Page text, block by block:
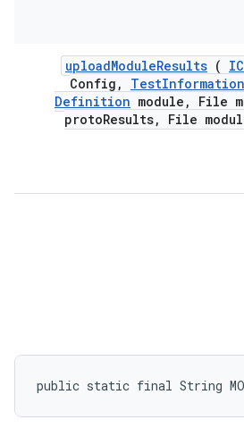
uploadModuleResults (
Config , TestInformation
Definition module , File
protoResults, File
public static final String